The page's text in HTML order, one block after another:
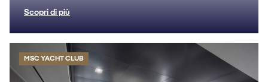
Scopri di più
MSC YACHT CLUB